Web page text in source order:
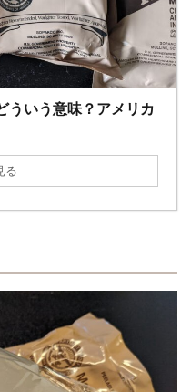
ういう意味？アメリカ
る